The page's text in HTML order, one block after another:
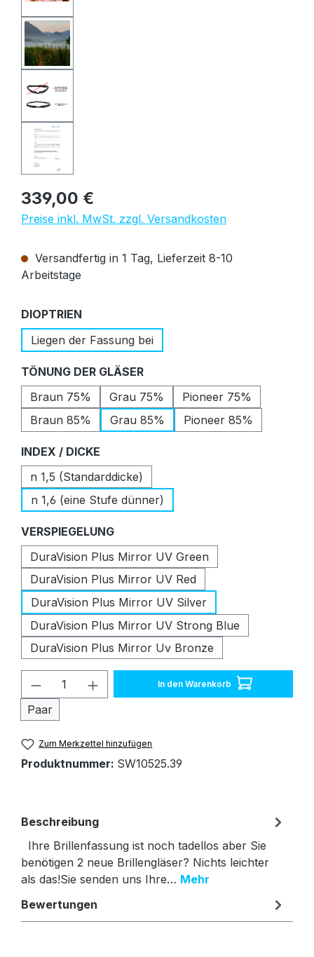
Regulärer Preis:
339,00 €
Preise inkl. MwSt. zzgl. Versandkosten
Versandfertig in 1 Tag, Lieferzeit 8-10
Arbeitstage
DIOPTRIEN
Liegen der Fassung bei
TÖNUNG DER GLÄSERauswählen
Braun 75%
Grau 75%
Pioneer 75%
Braun 85%
Grau 85% Pioneer 85%
INDEX / DICKE
n 1,5 (Standarddicke)
n 1,6 (eine Stufe dünner)
VERSPIEGELUNGauswählen
DuraVision Plus Mirror UV Green
DuraVision Plus Mirror UV Red
DuraVision Plus Mirror UV Silver
DuraVision Plus Mirror UV Strong Blue
DuraVision Plus Mirror Uv Bronze
Produkt Anzahl: Gib den
Paar
In den Warenkorb
Zum Merkzettel hinzufügen
Produktnummer: SW10525.39
Beschreibung
Ihre Brillenfassung ist noch tadellos aber Sie
benötigen 2 neue Brillengläser? Nichts leichter
als das!Sie senden uns Ihre… Mehr
Bewertungen